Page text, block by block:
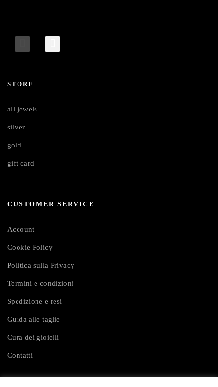
STORE
all jewels
silver
gold
gift card
CUSTOMER SERVICE
Account
Cookie Policy
Politica sulla Privacy
Termini e condizioni
Spedizione e resi
Guida alle taglie
Cura dei gioielli
Contatti